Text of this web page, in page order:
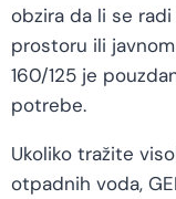
obzira da li se
prostoru ili javnom
160/125 je
potrebe.
Ukoliko tražite
otpadnih voda,